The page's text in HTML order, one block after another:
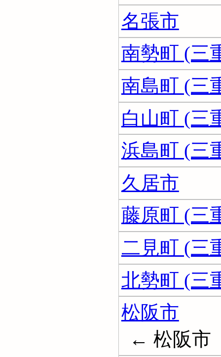
名張市
南勢町 (三
南島町 (三
白山町 (三
浜島町 (三
久居市
藤原町 (三
二見町 (三
北勢町 (三
松阪市
← 松阪市